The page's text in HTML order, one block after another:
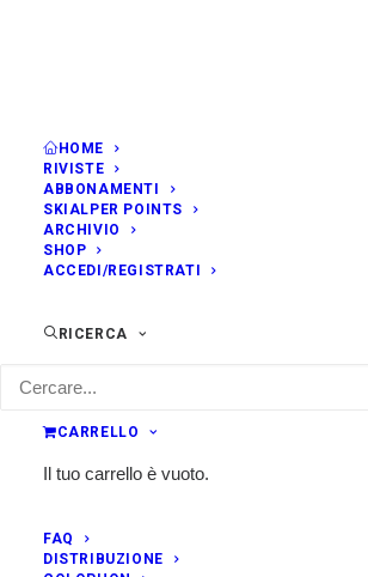
HOME
RIVISTE
ABBONAMENTI
SKIALPER POINTS
ARCHIVIO
SHOP
ACCEDI/REGISTRATI
RICERCA
CARRELLO
Il tuo carrello è vuoto.
FAQ
DISTRIBUZIONE